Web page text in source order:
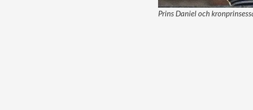
Prins Daniel och